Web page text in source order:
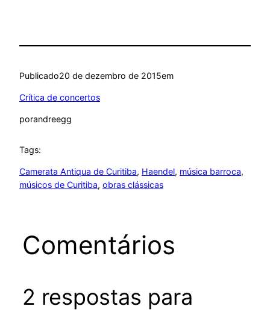
Publicado20 de dezembro de 2015em
Crítica de concertos
porandreegg
Tags:
Camerata Antiqua de Curitiba, Haendel, música barroca
músicos de Curitiba, obras clássicas
Comentários
2 respostas para